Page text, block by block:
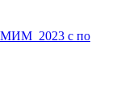
МИМ_2023 с по